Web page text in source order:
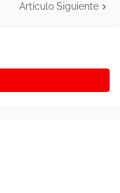
Artículo Siguiente